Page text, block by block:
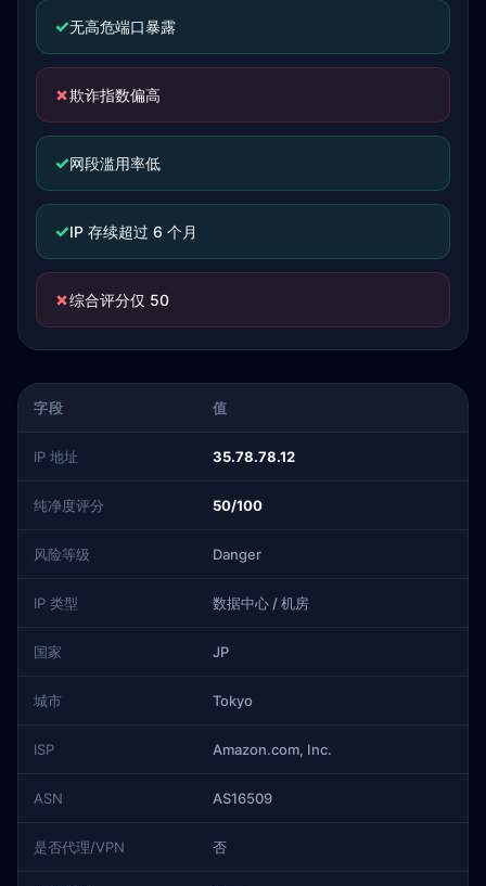
✓无高危端口暴露
✗欺诈指数偏高
✓网段滥用率低
✓IP 存续超过 6 个月
✗综合评分仅 50
字段 值
IP 地址 35.78.78.12
纯净度评分 50/100
风险等级 Danger
IP 类型 数据中心 / 机房
国家 JP
城市 Tokyo
ISP Amazon.com, Inc.
ASN AS16509
是否代理/VPN 否